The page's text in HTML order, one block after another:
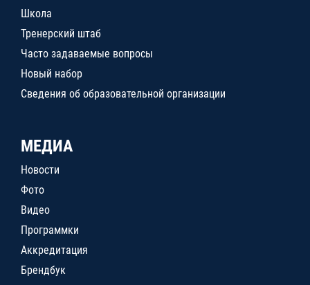
Школа
Тренерский штаб
Часто задаваемые вопросы
Новый набор
Сведения об образовательной организации
МЕДИА
Новости
Фото
Видео
Программки
Аккредитация
Брендбук